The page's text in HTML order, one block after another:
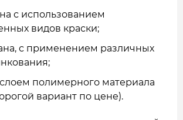
с использованием
видов краски;
с применением различных
полимерного материала
вариант по цене).